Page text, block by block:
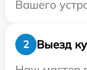
Вашего
2
Выезд